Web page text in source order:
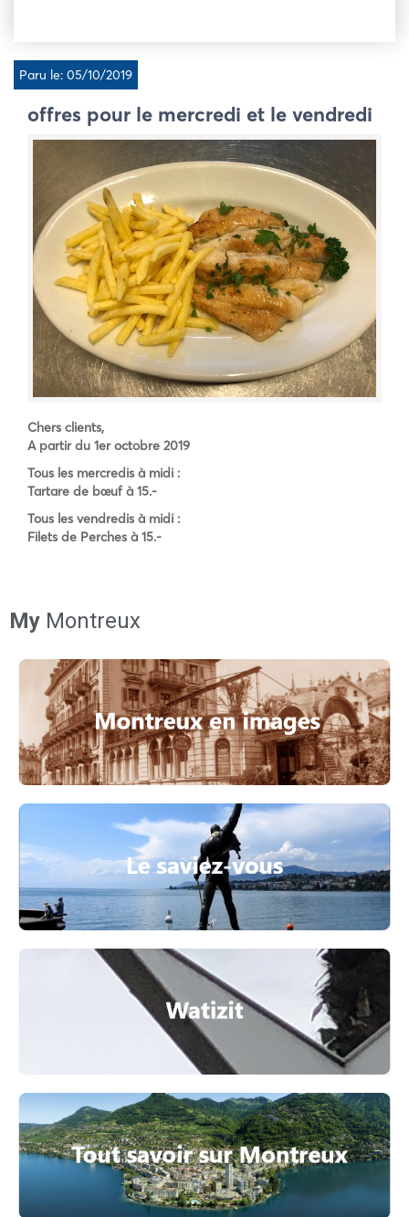
Paru le: 05/10/2019
offres pour le mercredi et le vendredi
Chers clients,
A partir du 1er octobre 2019
Tous les mercredis à midi :
Tartare de bœuf à 15.-
Tous les vendredis à midi :
Filets de Perches à 15.-
My Montreux